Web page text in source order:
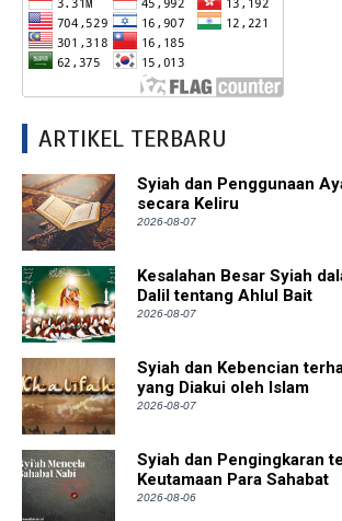
ARTIKEL TERBARU
Syiah dan Penggunaan
secara Keliru
2026-08-07
Kesalahan Besar Syiah
Dalil tentang Ahlul Bait
2026-08-07
Syiah dan Kebencian
yang Diakui oleh Islam
2026-08-07
Syiah dan Pengingkaran
Keutamaan Para Sahabat
2026-08-06